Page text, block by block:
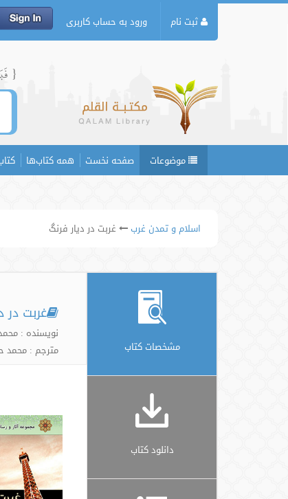
ثبت نام ورود به حساب کاربری
{
موضوعات صفحه نخست همه کتاب‌ها
اسلام و تمدن غرب غربت در دیار فرنگ
مشخصات کتاب
دانلود کتاب
غربت در
نویسنده :
مترجم : محمد